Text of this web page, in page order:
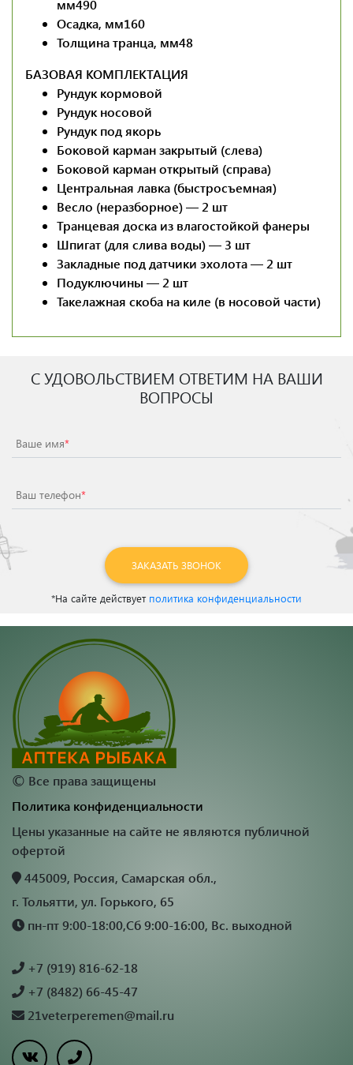
мм490
Осадка, мм160
Толщина транца, мм48
БАЗОВАЯ КОМПЛЕКТАЦИЯ
Рундук кормовой
Рундук носовой
Рундук под якорь
Боковой карман закрытый (слева)
Боковой карман открытый (справа)
Центральная лавка (быстросъемная)
Весло (неразборное) — 2 шт
Транцевая доска из влагостойкой фанеры
Шпигат (для слива воды) — 3 шт
Закладные под датчики эхолота — 2 шт
Подуключины — 2 шт
Такелажная скоба на киле (в носовой части)
С УДОВОЛЬСТВИЕМ ОТВЕТИМ НА ВАШИ
ВОПРОСЫ
Ваше имя*
Ваш телефон*
ЗАКАЗАТЬ ЗВОНОК
*На сайте действует политика конфиденциальности
© Все права защищены
Политика конфиденциальности
Цены указанные на сайте не являются публичной
офертой
445009, Россия, Самарская обл.,
г. Тольятти, ул. Горького, 65
пн-пт 9:00-18:00,Сб 9:00-16:00, Вс. выходной
+7 (919) 816-62-18
+7 (8482) 66-45-47
21veterperemen@mail.ru